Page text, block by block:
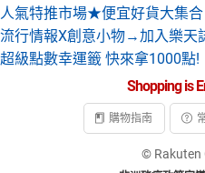
人氣特推市場★便宜好貨大集合
流行情報X創意小物→加入樂天
超級點數幸運籤 快來拿1000點!
Shopping is
購物指南
© Rakuten